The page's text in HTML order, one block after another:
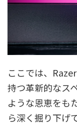
ここでは、
持つ革新的なス
ような恩恵をも
ら深く掘り下げ